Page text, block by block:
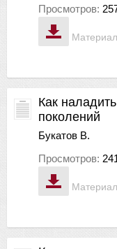
Просмотров:
Как
поколений
Букатов В.
Просмотров: